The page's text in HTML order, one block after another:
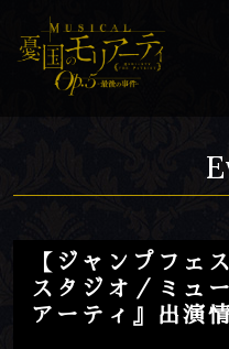
【ジャンプフェ
スタジオ／ミュ
アーティ』出演